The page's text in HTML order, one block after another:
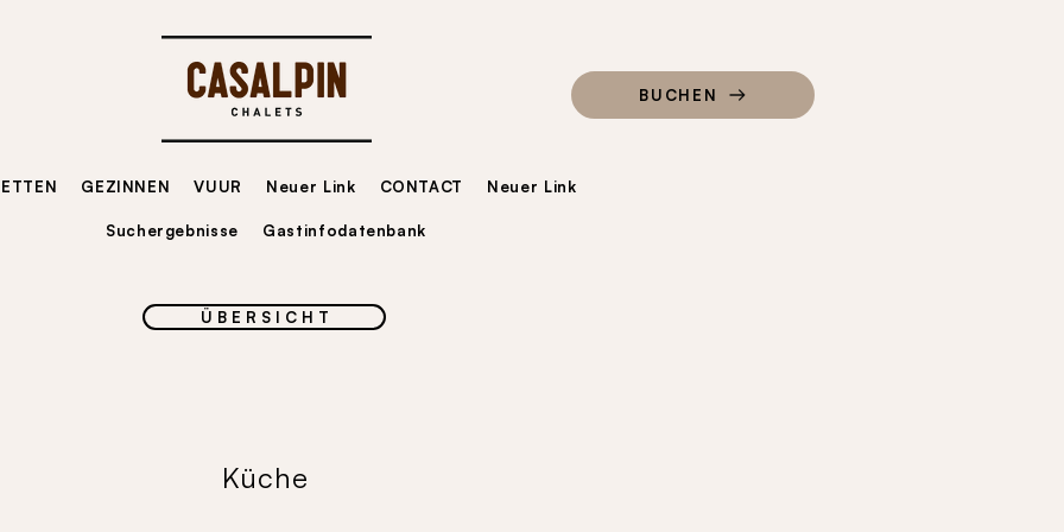
GEZINNEN VUUR Neuer Link CONTACT Neuer Link
Suchergebnisse Gastinfodatenbank
BUCHEN
Küche
Ü B E R S I C H T